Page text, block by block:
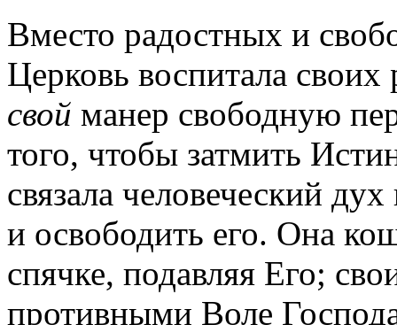
Вместо радостных и
Церковь воспитала
свой манер свободную
того, чтобы затмить
связала человеческий
и освободить его. Она
спячке, подавляя Его;
противными Воле